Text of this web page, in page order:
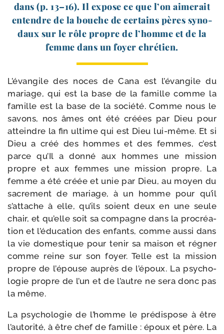
dans (p. 13–16). Il expose ce que l’on aime­rait
entendre de la bouche de cer­tains pères syno­
daux sur le rôle propre de l’homme et de la
femme dans un foyer chrétien.
L’évangile des noces de Cana est l’évangile du
mariage, qui est la base de la famille comme la
famille est la base de la socié­té. Comme nous le
savons, nos âmes ont été créées par Dieu pour
atteindre la fin ultime qui est Dieu lui-​même. Et si
Dieu a créé des hommes et des femmes, c’est
parce qu’Il a don­né aux hommes une mis­sion
propre et aux femmes une mis­sion propre. La
femme a été créée et unie par Dieu, au moyen du
sacre­ment de mariage, à un homme pour qu’il
s’attache à elle, qu’ils soient deux en une seule
chair, et qu’elle soit sa com­pagne dans la pro­créa­
tion et l’éducation des enfants, comme aus­si dans
la vie domes­tique pour tenir sa mai­son et régner
comme reine sur son foyer. Telle est la mis­sion
propre de l’épouse auprès de l’époux. La psy­cho­
lo­gie propre de l’un et de l’autre ne sera donc pas
la même.
La psy­cho­lo­gie de l’homme le pré­dis­pose à être
l’autorité, à être chef de famille : époux et père. La